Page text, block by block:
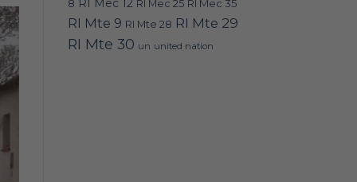
8
RI Mec 25 RI Mec 35
RI Mte 9 RI Mte 28 RI Mte 29
RI Mte 30 un united nation